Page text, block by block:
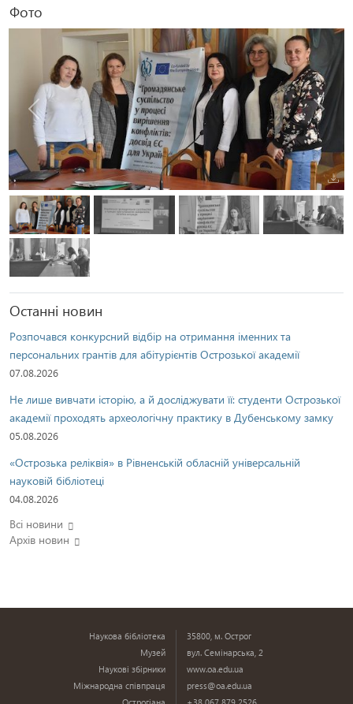
Фото
Попередня
Останні новин
Розпочався конкурсний відбір на отримання іменних та
персональних грантів для абітурієнтів Острозької академії
07.08.2026
Не лише вивчати історію, а й досліджувати її: студенти Острозької
академії проходять археологічну практику в Дубенському замку
05.08.2026
«Острозька реліквія» в Рівненській обласній універсальній
науковій бібліотеці
04.08.2026
Всі новини
Архів новин
Наукова бібліотека
Музей
Наукові збірники
Міжнародна співпраця
35800, м. Острог
вул. Семінарська, 2
www.oa.edu.ua
press@oa.edu.ua